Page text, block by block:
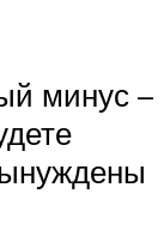
минус –